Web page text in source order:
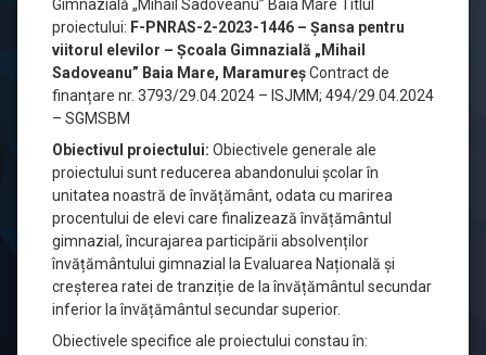
Promovare
Email
viitorul
elevilor
Școala
Gimnazială
„Mihail
Sadoveanu”
Baia
Mare,
Maramureș
Gimnazială „Mihail Sadoveanu” Baia Mare Titlul
proiectului: F-PNRAS-2-2023-1446 – Șansa pentru
viitorul elevilor – Școala Gimnazială „Mihail
Sadoveanu” Baia Mare, MaramureșContract de
finanțare nr. 3793/29.04.2024 – ISJMM; 494/29.04.2024
– SGMSBM
Obiectivul proiectului: Obiectivele generale ale
proiectului sunt reducerea abandonului școlar în
unitatea noastră de învățământ, odata cu marirea
procentului de elevi care finalizează învățământul
gimnazial, încurajarea participării absolvenților
învățământului gimnazial la Evaluarea Națională și
creșterea ratei de tranziție de la învățământul secundar
inferior la învățământul secundar superior.
Obiectivele specifice ale proiectului constau în: